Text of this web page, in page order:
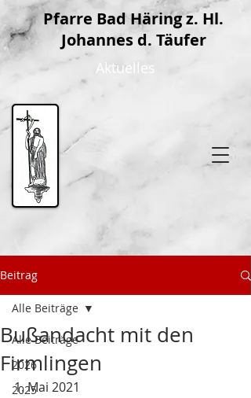
Pfarre Bad Häring z. Hl.
Johannes d. Täufer
Aktuelles
Beitrag
Alle Beiträge
2026
2025
Alle Beiträge
Bußandacht mit den
Firmlingen
1. Mai 2021